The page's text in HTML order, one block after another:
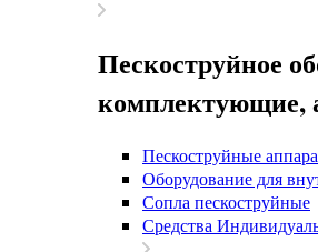
Пескоструйное
комплектующие,
Пескоструйные
Оборудование для
Сопла пескоструйные
Средства